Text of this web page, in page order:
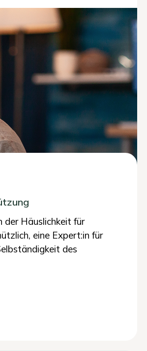
der Häuslichkeit für
eine Expert:in für
des